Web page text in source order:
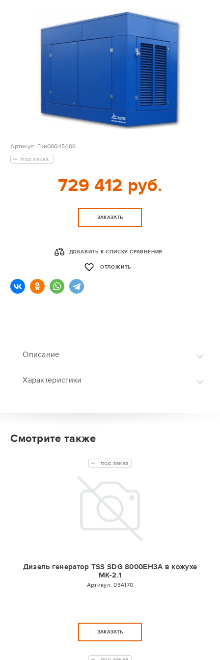
Артикул: Гки00045406
под заказ
729 412 руб.
ЗАКАЗАТЬ
ДОБАВИТЬ К СПИСКУ СРАВНЕНИЯ
ОТЛОЖИТЬ
Описание
Характеристики
Смотрите также
Дизель генератор TSS SDG 8000EH3A в кожухе
МК-2.1
Артикул:034170
под заказ
ЗАКАЗАТЬ